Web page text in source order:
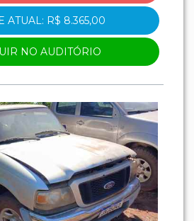
ATUAL: R$ 8.365,00
NO AUDITÓRIO